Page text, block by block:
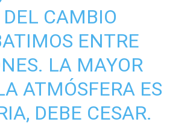
DEL CAMBIO
ENTRE
LA MAYOR
ATMÓSFERA ES
DEBE CESAR.